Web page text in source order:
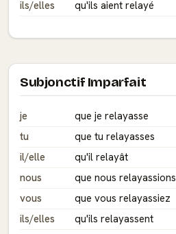
ils/elles
qu'ils aient relayé
Subjonctif Imparfait
je
que je relayasse
tu
que tu relayasses
il/elle
qu'il relayât
nous
que nous relayassions
vous
que vous relayassiez
ils/elles
qu'ils relayassent